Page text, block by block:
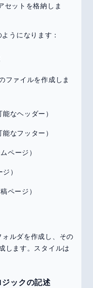
ットを格納しま
うになります：
ファイルを作成しま
能なヘッダー）
能なフッター）
ページ）
）
ページ）
ォルダを作成し、その
します。スタイルは
ックの記述